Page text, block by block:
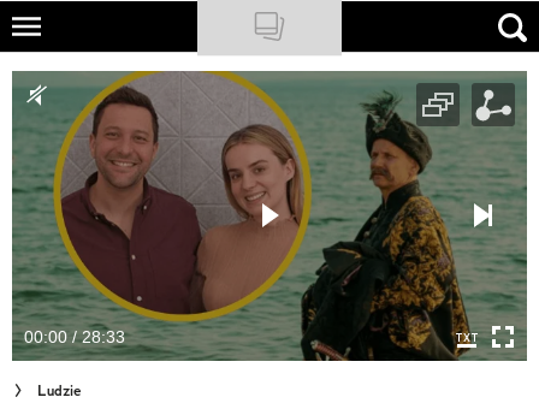
Skip
main
content
NATIONAL GEOGRAPHIC
TRAVELER
PODCASTY
Sklep
Newsletter
Cuda Polski
Wielki Konkurs Fotograficzny
00:00 / 28:33
Ludzie